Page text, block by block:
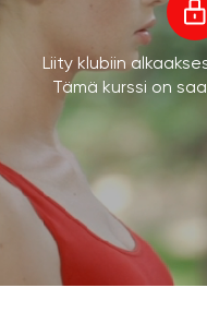
Liity klubiin
Tämä kurssi on